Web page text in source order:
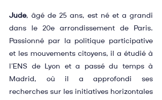
Jude, âgé de 25 ans, est né et a grandi
dans le 20e arrondissement de Paris.
Passionné par la politique participative
et les mouvements citoyens, il a étudié à
l’ENS de Lyon et a passé du temps à
Madrid, où il a approfondi ses
recherches sur les initiatives horizontales